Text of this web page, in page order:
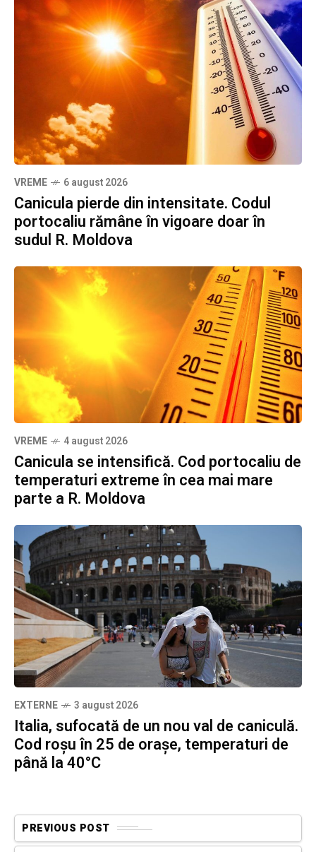
VREME 6 august 2026
Canicula pierde din intensitate. Codul
portocaliu rămâne în vigoare doar în
sudul R. Moldova
VREME 4 august 2026
Canicula se intensifică. Cod portocaliu de
temperaturi extreme în cea mai mare
parte a R. Moldova
EXTERNE 3 august 2026
Italia, sufocată de un nou val de caniculă.
Cod roșu în 25 de orașe, temperaturi de
până la 40°C
PREVIOUS POST